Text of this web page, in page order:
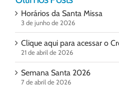
Horários da Santa Missa
3 de junho de 2026
Clique aqui para acessar o
21 de abril de 2026
Semana Santa 2026
7 de abril de 2026